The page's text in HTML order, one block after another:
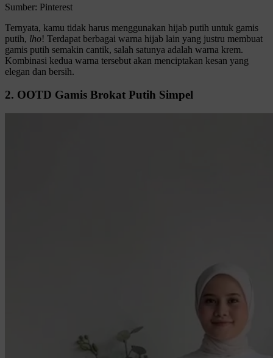
Sumber: Pinterest
Ternyata, kamu tidak harus menggunakan hijab putih untuk gamis
putih, lho! Terdapat berbagai warna hijab lain yang justru membuat
gamis putih semakin cantik, salah satunya adalah warna krem.
Kombinasi kedua warna tersebut akan menciptakan kesan yang
elegan dan bersih.
2. OOTD Gamis Brokat Putih Simpel